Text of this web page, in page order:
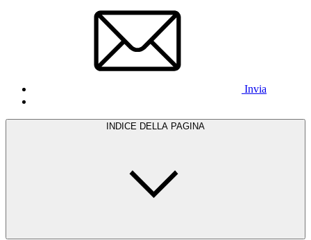
Invia
INDICE DELLA PAGINA